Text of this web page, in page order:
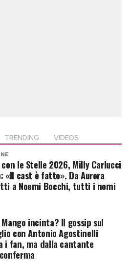
TRENDING VIDEOS
le Stelle 2026, Milly Carlucci
«Il cast è fatto». Da Aurora
a Noemi Bocchi, tutti i nomi
incinta? Il gossip sul
con Antonio Agostinelli
i fan, ma dalla cantante